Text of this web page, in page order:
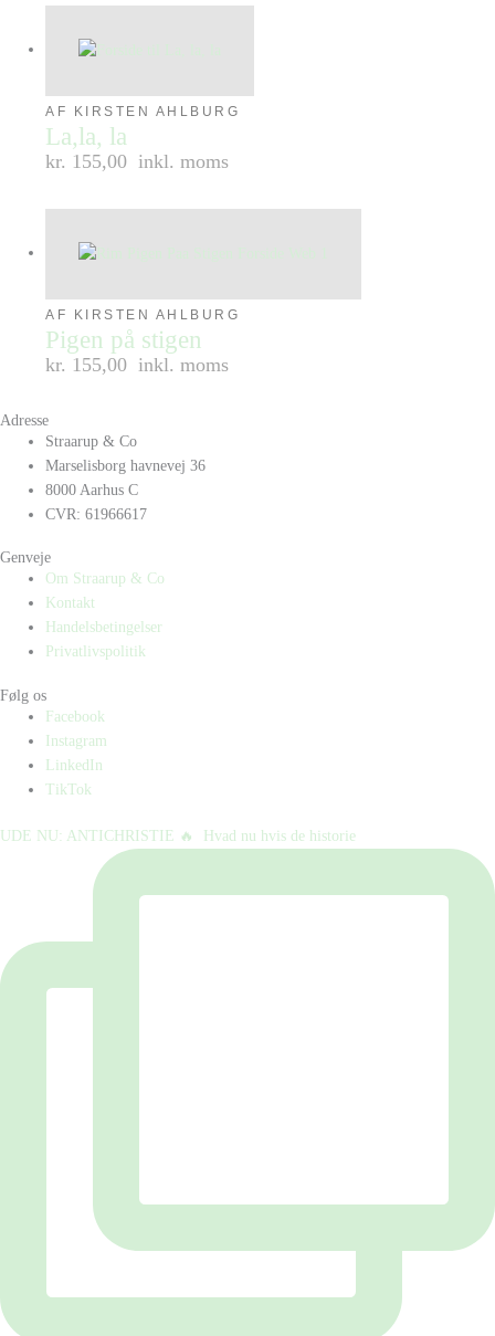
AF KIRSTEN AHLBURG
La,la, la
kr. 155,00 inkl. moms
AF KIRSTEN AHLBURG
Pigen på stigen
kr. 155,00 inkl. moms
Adresse
Straarup & Co
Marselisborg havnevej 36
8000 Aarhus C
CVR: 61966617
Genveje
Om Straarup & Co
Kontakt
Handelsbetingelser
Privatlivspolitik
Følg os
Facebook
Instagram
LinkedIn
TikTok
UDE NU: ANTICHRISTIE 🔥⁠ ⁠ Hvad nu hvis de historie